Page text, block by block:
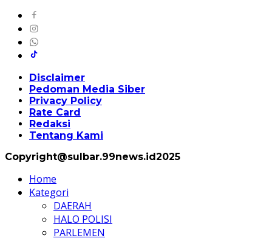
Disclaimer
Pedoman Media Siber
Privacy Policy
Rate Card
Redaksi
Tentang Kami
Copyright@sulbar.99news.id2025
Home
Kategori
DAERAH
HALO POLISI
PARLEMEN